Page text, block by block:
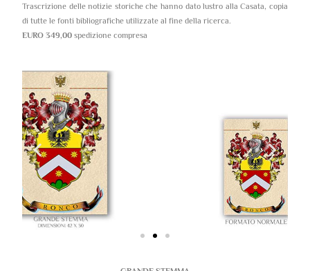
Trascrizione delle notizie storiche che hanno dato lustro alla Casata, copia
di tutte le fonti bibliografiche utilizzate al fine della ricerca.
EURO 349,00 spedizione compresa